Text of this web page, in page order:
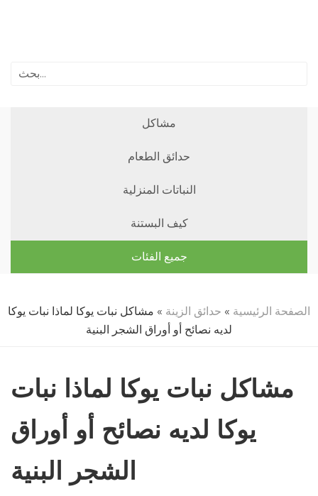
مشاكل
حدائق الطعام
النباتات المنزلية
كيف البستنة
جميع الفئات
الصفحة الرئيسية » حدائق الزينة » مشاكل نبات يوكا لماذا نبات يوكا
لديه نصائح أو أوراق الشجر البنية
مشاكل نبات يوكا لماذا نبات
يوكا لديه نصائح أو أوراق
الشجر البنية